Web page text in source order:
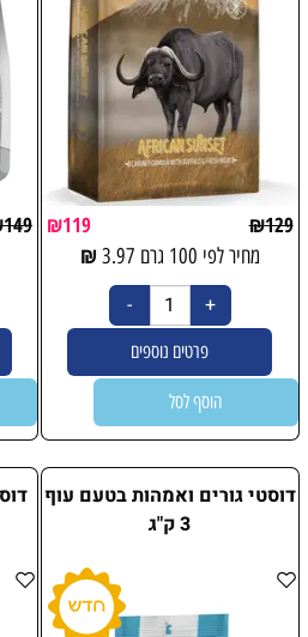
₪129
₪119
מחיר לפי 100 גרם 3.97
₪
פרטים נוספים
הוסף לסל
149
דוסטי גורים ואמהות בטעם עוף
3 ק"ג